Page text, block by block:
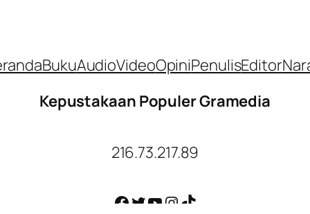
BukuAudioVideoOpiniPenulisEditor
Kepustakaan Populer Gramedia
216.73.217.89
Facebook
Twitter
YouTube
Instagram
TikTok